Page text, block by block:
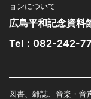
ョンについて
広島平和記念資料
Tel： 082-242-
図書、雑誌、音楽・音